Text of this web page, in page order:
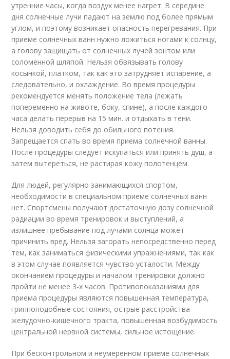
утренние часы, когда воздух менее нагрет. В середине
дня солнечные лучи падают на землю под более прямым
углом, и поэтому возникает опасность перегревания. При
приеме солнечных ванн нужно ложиться ногами к солнцу,
а голову защищать от солнечных лучей зонтом или
соломенной шляпой. Нельзя обвязывать голову
косынкой, платком, так как это затрудняет испарение, а
следовательно, и охлаждение. Во время процедуры
рекомендуется менять положение тела (лежать
попеременно на животе, боку, спине), а после каждого
часа делать перерыв на 15 мин. и отдыхать в тени.
Нельзя доводить себя до обильного потения.
Запрещается спать во время приема солнечной ванны.
После процедуры следует искупаться или принять душ, а
затем вытереться, не растирая кожу полотенцем.
Для людей, регулярно занимающихся спортом,
необходимости в специальном приеме солнечных ванн
нет. Спортсмены получают достаточную дозу солнечной
радиации во время тренировок и выступлений, а
излишнее пребывание под лучами солнца может
причинить вред. Нельзя загорать непосредственно перед
тем, как заниматься физическими упражнениями, так как
в этом случае появляется чувство усталости. Между
окончанием процедуры и началом тренировки должно
пройти не менее 3-х часов. Противопоказаниями для
приема процедуры являются повышенная температура,
гриппоподобные состояния, острые расстройства
желудочно-кишечного тракта, повышенная возбудимость
центральной нервной системы, сильное истощение.
При бесконтрольном и неумеренном приеме солнечных